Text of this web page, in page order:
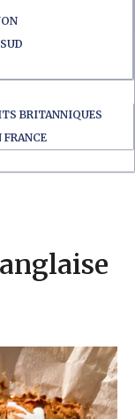
BRITANNIQUES
FRANCE